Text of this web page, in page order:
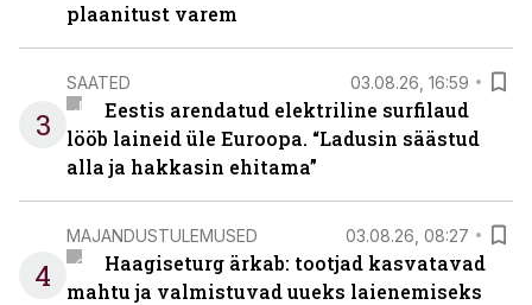
plaanitust varem
3
SAATED 03.08.26, 16:59
Eestis arendatud elektriline surfilaud
lööb laineid üle Euroopa. “Ladusin säästud
alla ja hakkasin ehitama”
4
MAJANDUSTULEMUSED 03.08.26, 08:27
Haagiseturg ärkab: tootjad kasvatavad
mahtu ja valmistuvad uueks laienemiseks